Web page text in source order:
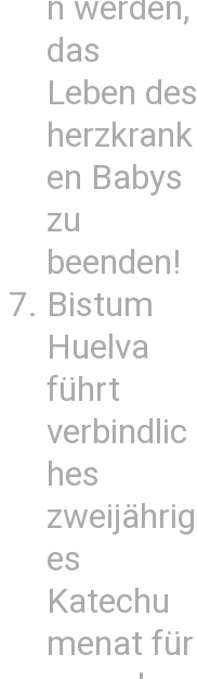
n werden,
das
Leben des
herzkrank
en Babys
zu
beenden!
Bistum
Huelva
führt
verbindlic
hes
zweijährig
es
Katechu
menat für